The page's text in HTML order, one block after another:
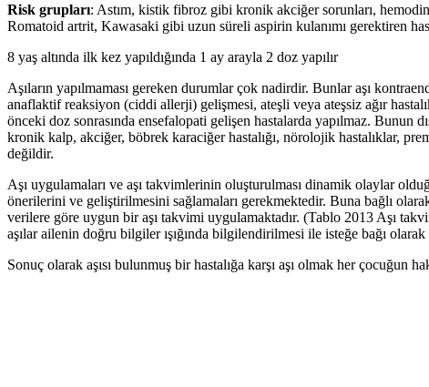
Risk grupları: Astım, kistik fibroz gibi kronik akciğer sorunları,
Romatoid artrit, Kawasaki gibi uzun süreli aspirin kulanımı gerektiren
8 yaş altında ilk kez yapıldığında 1 ay arayla 2 doz yapılır
Aşıların yapılmaması gereken durumlar çok nadirdir. Bunlar aşı
anaflaktif reaksiyon (ciddi allerji) gelişmesi, ateşli veya ateşsiz ağır
önceki doz sonrasında ensefalopati gelişen hastalarda yapılmaz. Bunun
kronik kalp, akciğer, böbrek karaciğer hastalığı, nörolojik hastalıklar,
değildir.
Aşı uygulamaları ve aşı takvimlerinin oluşturulması dinamik olaylar
önerilerini ve geliştirilmesini sağlamaları gerekmektedir. Buna bağlı
verilere göre uygun bir aşı takvimi uygulamaktadır. (Tablo 2013 Aşı
aşılar ailenin doğru bilgiler ışığında bilgilendirilmesi ile isteğe bağı olarak
Sonuç olarak aşısı bulunmuş bir hastalığa karşı aşı olmak her çocuğun